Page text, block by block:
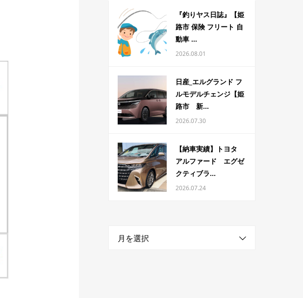
『釣りヤス日誌』【姫
路市 保険 フリート 自
動車 ...
2026.08.01
日産_エルグランド フ
ルモデルチェンジ【姫
路市 新...
2026.07.30
【納車実績】トヨタ
アルファード エグゼ
クティブラ...
2026.07.24
月を選択